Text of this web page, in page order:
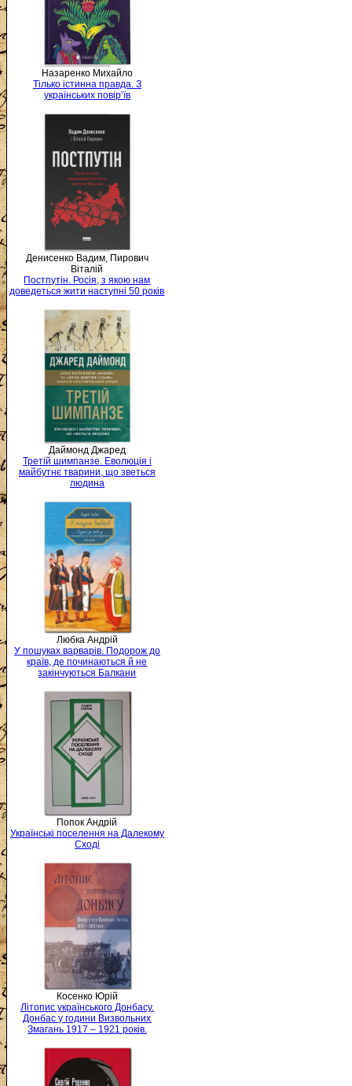
Назаренко Михайло
Тілько істинна правда. З
українських повір’їв
Денисенко Вадим, Пирович
Віталій
Постпутін. Росія, з якою нам
доведеться жити наступні 50 років
Даймонд Джаред
Третій шимпанзе. Еволюція і
майбутнє тварини, що зветься
людина
Любка Андрій
У пошуках варварів. Подорож до
країв, де починаються й не
закінчуються Балкани
Попок Андрій
Українські поселення на Далекому
Сході
Косенко Юрій
Літопис українського Донбасу.
Донбас у години Визвольних
Змагань 1917 – 1921 років.